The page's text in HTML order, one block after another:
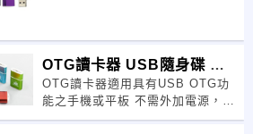
OTG讀卡器 USB隨身碟 客
製化隨身碟
OTG讀卡器適用具有USB OTG功
能之手機或平板 不需外加電源，隨
插即用，支持熱插